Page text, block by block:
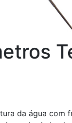
da água com